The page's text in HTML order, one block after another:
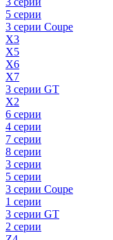
5 серии
3 серии Coupe
X3
X5
X6
X7
3 серии GT
X2
6 серии
4 серии
7 серии
8 серии
3 серии
5 серии
3 серии Coupe
1 серии
3 серии GT
2 серии